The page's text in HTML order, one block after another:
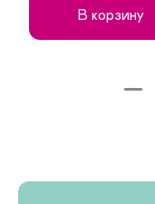
В корзину